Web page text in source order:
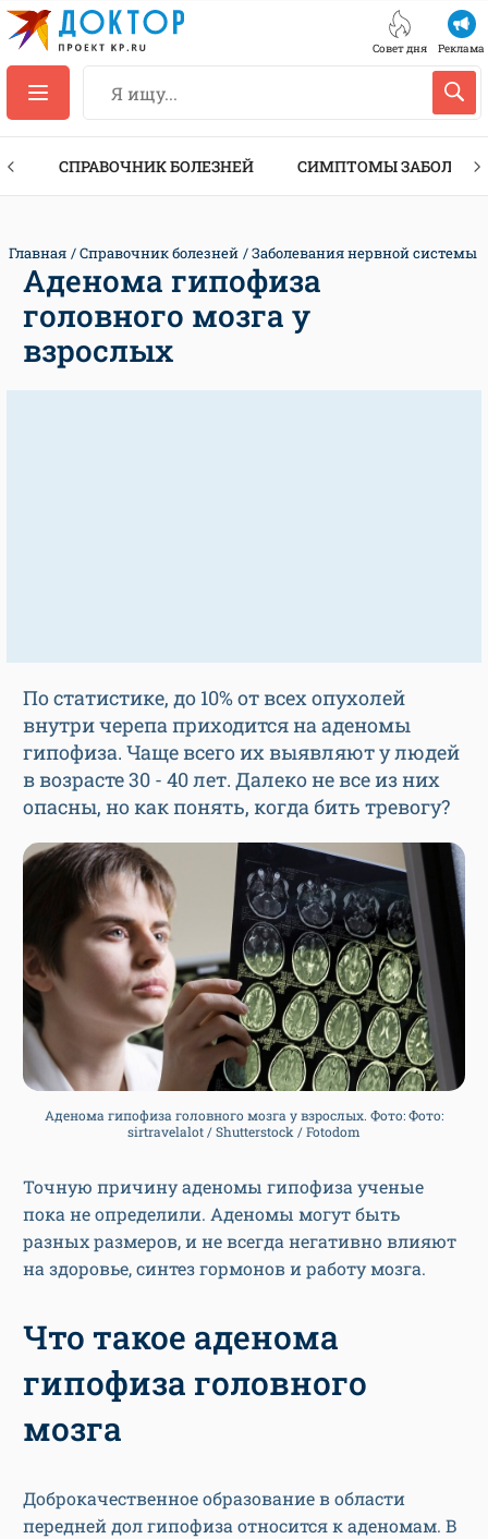
Совет дня Реклама
СПРАВОЧНИК БОЛЕЗНЕЙ СИМПТОМЫ
Главная Справочник болезней Заболевания нервной системы
Аденома гипофиза
головного мозга у
взрослых
По статистике, до 10% от всех опухолей
внутри черепа приходится на аденомы
гипофиза. Чаще всего их выявляют у людей
в возрасте 30 - 40 лет. Далеко не все из них
опасны, но как понять, когда бить тревогу?
Аденома гипофиза головного мозга у взрослых. Фото: Фото:
sirtravelalot / Shutterstock / Fotodom
Точную причину аденомы гипофиза ученые
пока не определили. Аденомы могут быть
разных размеров, и не всегда негативно влияют
на здоровье, синтез гормонов и работу мозга.
Что такое аденома
гипофиза головного
мозга
Доброкачественное образование в области
передней дол гипофиза относится к аденомам. В